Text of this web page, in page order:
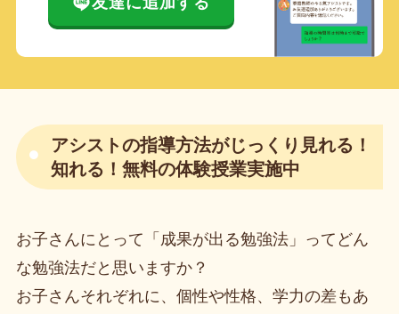
アシストの指導方法がじっくり見れる！
知れる！無料の体験授業実施中
お子さんにとって「成果が出る勉強法」ってどん
な勉強法だと思いますか？
お子さんそれぞれに、個性や性格、学力の差もあ